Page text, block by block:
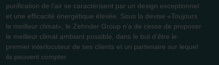
purification de l’air se caractérisent par un design exceptionnel
et une efficacité énergétique élevée. Sous la devise «Toujours
le meilleur climat», le Zehnder Group n’a de cesse de proposer
le meilleur climat ambiant possible, dans le but d’être le
premier interlocuteur de ses clients et un partenaire sur lequel
ils peuvent compter.